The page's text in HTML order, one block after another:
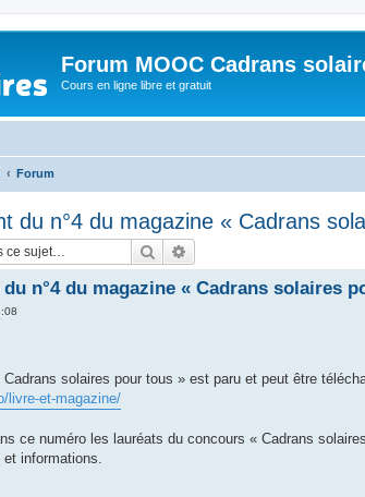
Forum MOOC Cadrans
Cours en ligne libre et gratuit
Forum
du n°4 du magazine « Cadrans
Rechercher
n°4 du magazine « Cadrans solaires
solaires pour tous » est paru et peut être
livre-et-magazine/
ce numéro les lauréats du concours « Cadrans
informations.